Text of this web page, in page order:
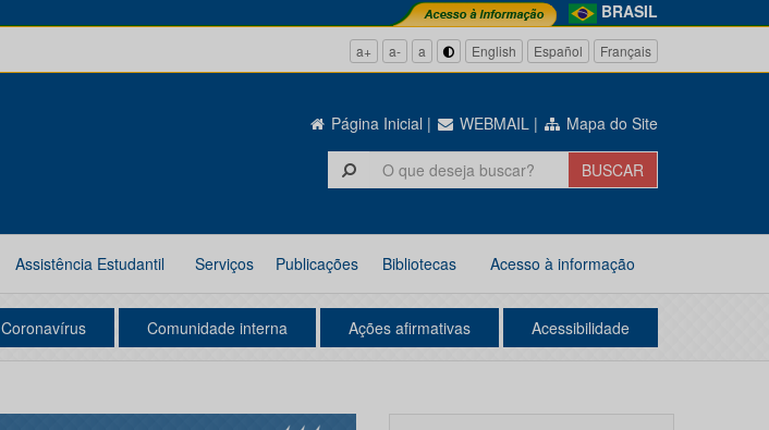
BRASIL
a+ a- a English Español Français
Página Inicial | WEBMAIL | Mapa do Site
Assistência Estudantil Serviços Publicações Bibliotecas Acesso à informação
Coronavírus Comunidade interna Ações afirmativas Acessibilidade